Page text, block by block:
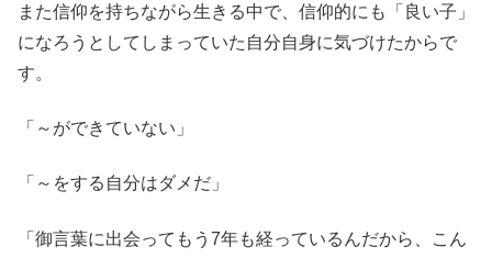
また信仰を持ちながら生きる中で、信仰的にも「良い子」
になろうとしてしまっていた自分自身に気づけたからで
す。
「～ができていない」
「～をする自分はダメだ」
「御言葉に出会ってもう7年も経っているんだから、こん